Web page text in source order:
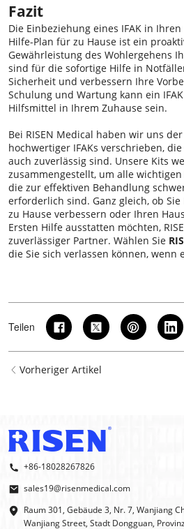
Fazit
Die Einbeziehung eines IFAK in
Hilfe-Plan für zu Hause ist ein
Gewährleistung des Wohlergehens
sind für die sofortige Hilfe in
Sicherheit und verbessern Ihre
Schulung und Wartung kann ein
Hilfsmittel in Ihrem Zuhause sein.
Bei RISEN Medical haben wir uns
hochwertiger IFAKs verschrieben,
auch zuverlässig sind. Unsere Kits
zusammengestellt, um alle
die zur effektiven Behandlung
erforderlich sind. Ganz gleich, ob
zu Hause verbessern oder Ihren
Ersten Hilfe ausstatten möchten,
zuverlässiger Partner. Wählen Sie
die Sie sich verlassen können, wenn
Teilen
Vorheriger Artikel
+86-18028267826
sales19@risenmedical.com
Raum 301, Gebäude 3, Nr. 7, Wanjiang
Wanjiang Street, Stadt Dongguan,